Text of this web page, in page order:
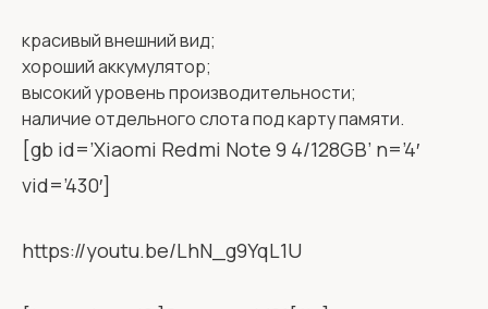
красивый внешний вид;
хороший аккумулятор;
высокий уровень производительности;
наличие отдельного слота под карту памяти.
[gb id=’Xiaomi Redmi Note 9 4/128GB’ n=’4′
vid=’430′]
https://youtu.be/LhN_g9YqL1U